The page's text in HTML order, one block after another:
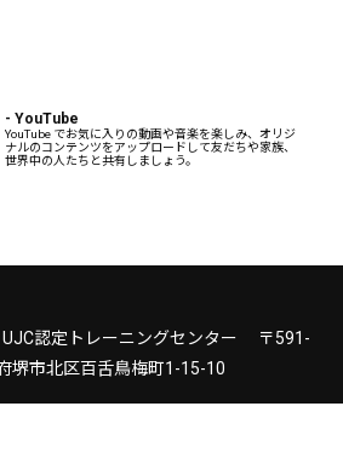
- YouTube
YouTube でお気に入りの動画や音楽を楽しみ、オリジ
ナルのコンテンツをアップロードして友だちや家族、
世界中の人たちと共有しましょう。
認定トレーニングセンター 〒591-
堺市北区百舌鳥梅町1-15-10